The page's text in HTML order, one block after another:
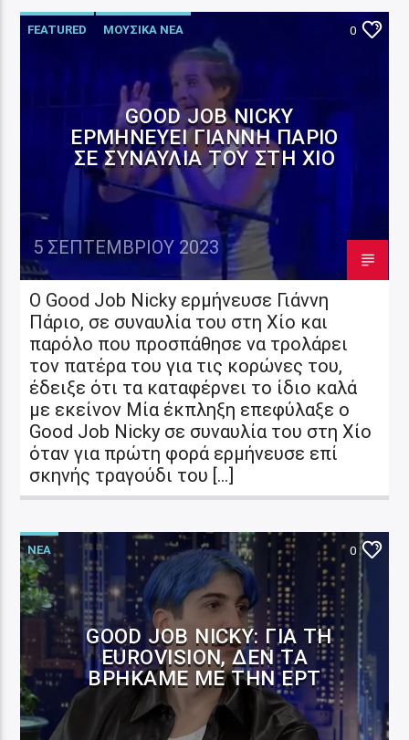
FEATURED ΜΟΥΣΙΚΑ ΝΕΑ 0
GOOD JOB NICKY
ΕΡΜΗΝΕΎΕΙ ΓΙΆΝΝΗ ΠΆΡΙΟ
ΣΕ ΣΥΝΑΥΛΊΑ ΤΟΥ ΣΤΗ ΧΊΟ
5 ΣΕΠΤΕΜΒΡΊΟΥ 2023
Ο Good Job Nicky ερμήνευσε Γιάννη
Πάριο, σε συναυλία του στη Χίο και
παρόλο που προσπάθησε να τρολάρει
τον πατέρα του για τις κορώνες του,
έδειξε ότι τα καταφέρνει το ίδιο καλά
με εκείνον Μία έκπληξη επεφύλαξε ο
Good Job Nicky σε συναυλία του στη Χίο
όταν για πρώτη φορά ερμήνευσε επί
σκηνής τραγούδι του […]
ΝΕΑ 0
GOOD JOB NICKY: ΓΙΑ ΤΗ
EUROVISION, ΔΕΝ ΤΑ
ΒΡΉΚΑΜΕ ΜΕ ΤΗΝ ΕΡΤ